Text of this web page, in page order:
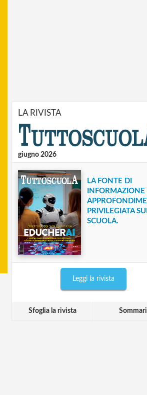
LA RIVISTA
giugno 2026
LA FONTE DI
INFORMAZIONE
PRIVILEGIATA
SCUOLA.
Leggi la rivista
Sfoglia la rivista